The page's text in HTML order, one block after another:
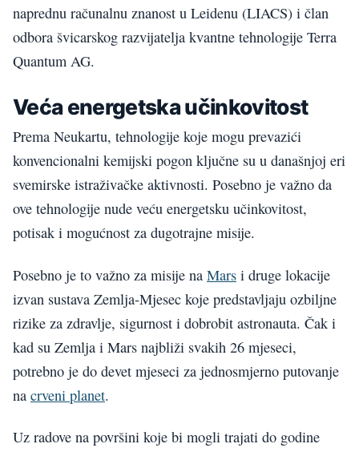
naprednu računalnu znanost u Leidenu (LIACS) i član
odbora švicarskog razvijatelja kvantne tehnologije Terra
Quantum AG.
Veća energetska učinkovitost
Prema Neukartu, tehnologije koje mogu prevazići
konvencionalni kemijski pogon ključne su u današnjoj eri
svemirske istraživačke aktivnosti. Posebno je važno da
ove tehnologije nude veću energetsku učinkovitost,
potisak i mogućnost za dugotrajne misije.
Posebno je to važno za misije na Mars i druge lokacije
izvan sustava Zemlja-Mjesec koje predstavljaju ozbiljne
rizike za zdravlje, sigurnost i dobrobit astronauta. Čak i
kad su Zemlja i Mars najbliži svakih 26 mjeseci,
potrebno je do devet mjeseci za jednosmjerno putovanje
na crveni planet.
Uz radove na površini koje bi mogli trajati do godine